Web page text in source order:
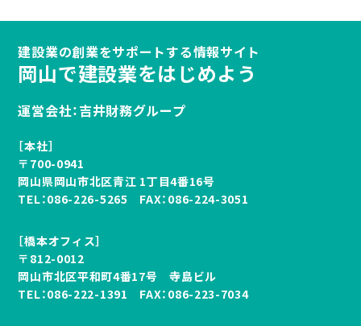
建設業の創業をサポートする情報サイト
岡山で建設業をはじめよう
運営会社：吉井財務グループ
［本社］
〒700-0941
岡山県岡山市北区青江 1丁目4番16号
TEL：086-226-5265 FAX：086-224-3051
［橋本オフィス］
〒812-0012
岡山市北区平和町4番17号 寺島ビル
TEL：086-222-1391 FAX：086-223-7034